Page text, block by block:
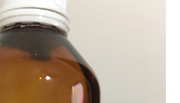
local receitados pelo dermatologista. O
pode variar de 06 meses a um ano. Para
caseiros , pode aplicar óleo de cravo
já passei por isso, pelo uso de muito
. E utilizei o Ciclopirox olamina que é
sintético para tratamento dermatológico